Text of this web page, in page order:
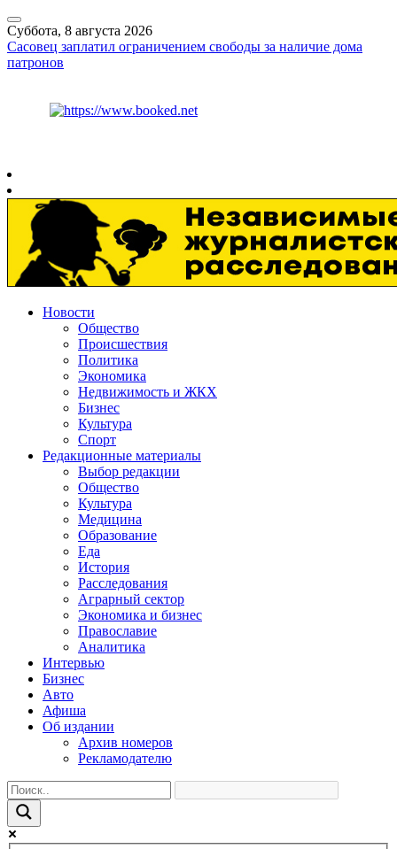
Суббота, 8 августа 2026
Сасовец заплатил ограничением свободы за наличие дома
патронов
Новости
Общество
Происшествия
Политика
Экономика
Недвижимость и ЖКХ
Бизнес
Культура
Спорт
Редакционные материалы
Выбор редакции
Общество
Культура
Медицина
Образование
Еда
История
Расследования
Аграрный сектор
Экономика и бизнес
Православие
Аналитика
Интервью
Бизнес
Авто
Афиша
Об издании
Архив номеров
Рекламодателю